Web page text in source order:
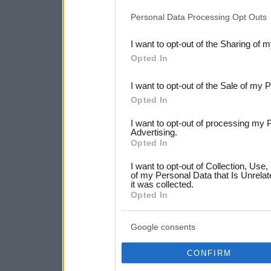
Downstream Participants
third parties.
Please note that this
not limited to your visit or
your data for below
consent section.
Personal Data Processing Opt Outs
I want to opt-out of the Sharing of
Opted In
I want to opt-out of the Sale of my
Opted In
I want to opt-out of processing my
Advertising.
Opted In
I want to opt-out of Collection,
of my Personal Data that Is
it was collected.
Opted In
Google consents
CONFIRM